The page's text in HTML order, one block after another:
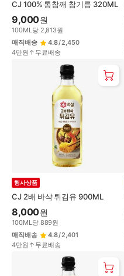
CJ 100% 통참깨 참기름 320ML
9,000원
100ML당 2,813원
매직배송
4.8/2,450
4만원↑무료배송
CJ 2배 바삭 튀김유 900ML
행사상품
8,000원
100ML당 889원
매직배송
4.8/2,401
4만원↑무료배송